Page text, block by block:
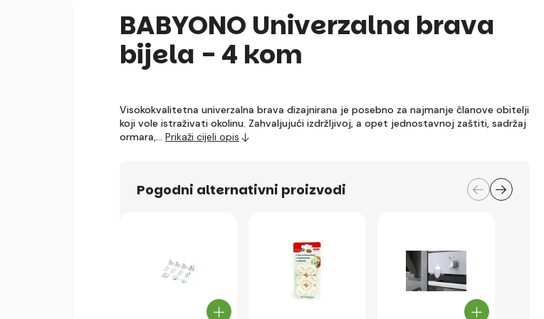
BABYONO Univerzalna brava
bijela - 4 kom
Visokokvalitetna univerzalna brava dizajnirana je posebno za najmanje članove obitelji
koji vole istraživati okolinu. Zahvaljujući izdržljivoj, a opet jednostavnoj zaštiti, sadržaj
ormara,… Prikaži cijeli opis
Pogodni alternativni proizvodi